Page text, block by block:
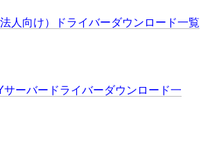
人向け）ドライバーダウンロード一覧
ーバードライバーダウンロード一